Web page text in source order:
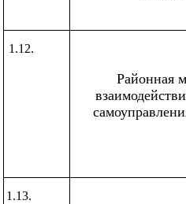
1.12.
Районная
1.13.